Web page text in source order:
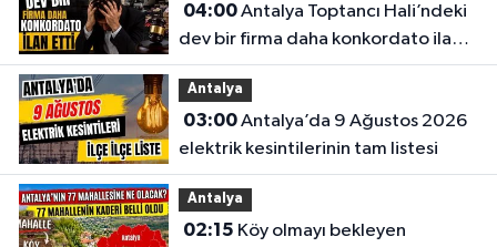
04:00Antalya Toptancı Hali’ndeki
dev bir firma daha konkordato ilan
etti
Antalya
03:00Antalya’da 9 Ağustos 2026
elektrik kesintilerinin tam listesi
Antalya
02:15